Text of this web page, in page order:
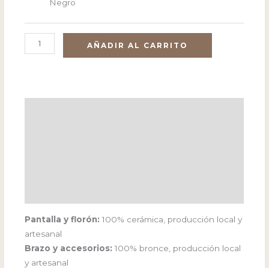
Negro
AÑADIR AL CARRITO
Pantalla y florón: 100% cerámica, producción local y
artesanal
Brazo y accesorios: 100% bronce, producción local
y artesanal